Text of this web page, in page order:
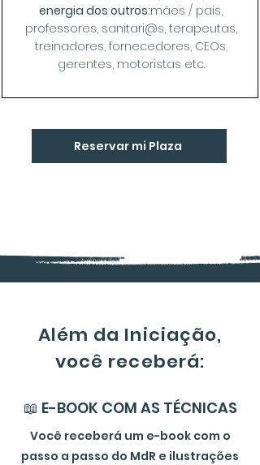
energia dos outros:mães / pais,
professores, sanitari@s, terapeutas,
treinadores, fornecedores, CEOs,
gerentes, motoristas etc.
Reservar mi Plaza
Além da Iniciação,
você receberá:
📖 E-BOOK COM AS TÉCNICAS
Você receberá um e-book com o
passo a passo do MdR e ilustrações